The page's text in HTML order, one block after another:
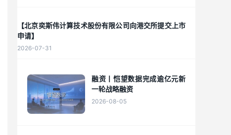
【北京奕斯伟计算技术股份有限公司向港交所提交上市
申请】
2026-07-31
融资丨恺望数据完成逾亿元新
一轮战略融资
2026-08-05